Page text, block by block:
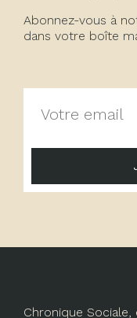
Abonnez-vous à
dans votre boîte
Chronique